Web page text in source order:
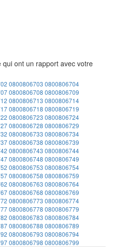
ont un rapport avec votre
0800806703 0800806704
0800806708 0800806709
0800806713 0800806714
0800806718 0800806719
0800806723 0800806724
0800806728 0800806729
0800806733 0800806734
0800806738 0800806739
0800806743 0800806744
0800806748 0800806749
0800806753 0800806754
0800806758 0800806759
0800806763 0800806764
0800806768 0800806769
0800806773 0800806774
0800806778 0800806779
0800806783 0800806784
0800806788 0800806789
0800806793 0800806794
0800806798 0800806799